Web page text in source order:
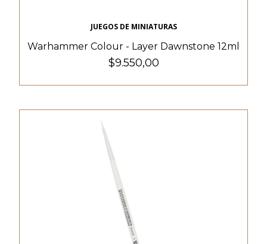
JUEGOS DE MINIATURAS
Warhammer Colour - Layer Dawnstone 12ml
$9.550,00